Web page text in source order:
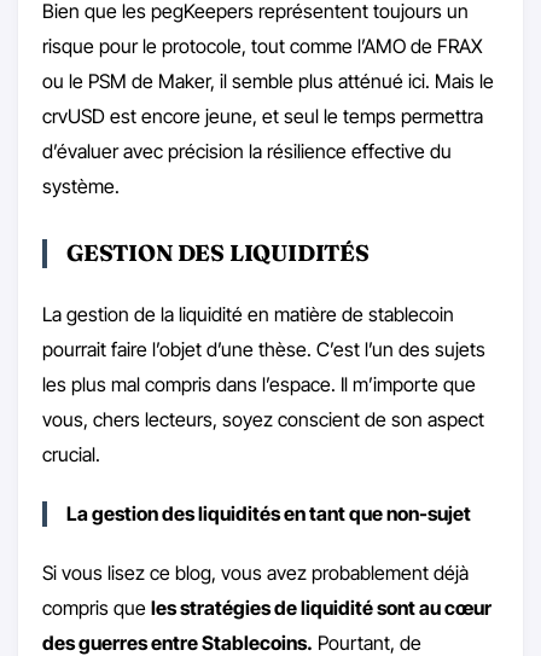
Bien que les pegKeepers représentent toujours un
risque pour le protocole, tout comme l’AMO de FRAX
ou le PSM de Maker, il semble plus atténué ici. Mais le
crvUSD est encore jeune, et seul le temps permettra
d’évaluer avec précision la résilience effective du
système.
GESTION DES LIQUIDITÉS
La gestion de la liquidité en matière de stablecoin
pourrait faire l’objet d’une thèse. C’est l’un des sujets
les plus mal compris dans l’espace. Il m’importe que
vous, chers lecteurs, soyez conscient de son aspect
crucial.
La gestion des liquidités en tant que non-sujet
Si vous lisez ce blog, vous avez probablement déjà
compris que les stratégies de liquidité sont au cœur
des guerres entre Stablecoins. Pourtant, de